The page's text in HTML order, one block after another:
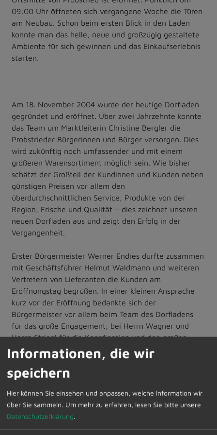
09:00 Uhr öffneten sich vergangene Woche die Türen
am Neubau. Schon beim ersten Blick in den Laden
konnte man das helle, neue und großzügig gestaltete
Ambiente für sich gewinnen und das Einkaufserlebnis
starten.
Am 18. November 2004 wurde der heutige Dorfladen
gegründet und eröffnet. Über zwei Jahrzehnte konnte
das Team um Marktleiterin Christine Bergler die
Probstrieder Bürgerinnen und Bürger versorgen. Dies
wird zukünftig noch umfassender und mit einem
größeren Warensortiment möglich sein. Wie bisher
schätzt der Großteil der Kundinnen und Kunden neben
günstigen Preisen vor allem den
überdurchschnittlichen Service, Produkte von der
Region, Frische und Qualität – dies zeichnet unseren
neuen Dorfladen aus und zeigt den Erfolg in der
Vergangenheit.
Erster Bürgermeister Werner Endres durfte zusammen
mit Geschäftsführer Helmut Waldmann und weiteren
Vertretern von Lieferanten die Kunden am
Eröffnungstag begrüßen. In einer kleinen Ansprache
kurz vor der Eröffnung bedankte sich der
Bürgermeister vor allem beim Team des Dorfladens
für das große Engagement, bei Herrn Wagner und
Herrn Striegl für die Koordination und den großen
Einsatz im Vorfeld der Eröffnung. Letztendlich zollte er
auch den vielen weiteren ehrenamtlichen Engagierten
seine große Anerkennung. Wie bisher liegt die Leitung
bei Helmut Waldmann, der ebenso mit viel Einsatz auf
den Eröffnungstag hingearbeitet hat. Auch der
Geschäftsführer schloss sich den Dankesworten an.
Informationen, die wir
speichern
Hier können Sie einsehen und anpassen, welche Information wir
über Sie sammeln. Um mehr zu erfahren, lesen Sie bitte unsere
Datenschutzerklärung.